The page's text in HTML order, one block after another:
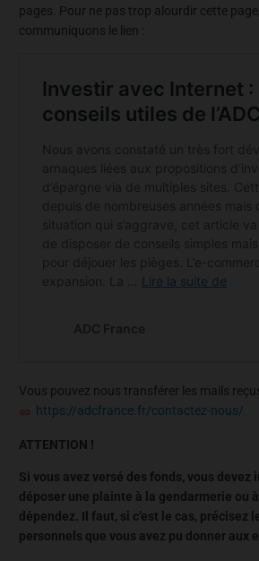
pages. Pour ne pas trop alourdir cette
communiquons le lien :
Vous pouvez nous transférer les mails
https://adcfrance.fr/contactez-nous/
ATTENTION !
Si vous avez versé des fonds, vous devez
déposer une plainte à la gendarmerie ou
dépendez. Il faut, si c’est le cas, précisez
personnels que vous avez pu donner aux